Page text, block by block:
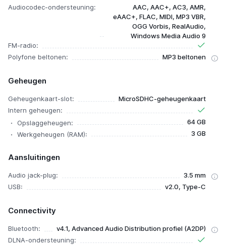
Audiocodec-ondersteuning:
AAC, AAC+, AC3, AMR,
eAAC+, FLAC, MIDI, MP3 VBR,
OGG Vorbis, RealAudio,
Windows Media Audio 9
FM-radio:
Polyfone beltonen:
MP3 beltonen
Geheugen
Geheugenkaart-slot:
MicroSDHC-geheugenkaart
Intern geheugen:
Opslaggeheugen:
64 GB
Werkgeheugen (RAM):
3 GB
Aansluitingen
Audio jack-plug:
3.5 mm
USB:
v2.0, Type-C
Connectivity
Bluetooth:
v4.1, Advanced Audio Distribution profiel (A2DP)
DLNA-ondersteuning: